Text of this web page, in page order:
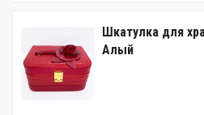
Шкатулка для
Алый